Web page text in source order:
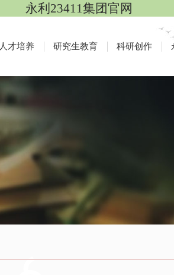
永利23411集团官网
人才培养 研究生教育 科研创作